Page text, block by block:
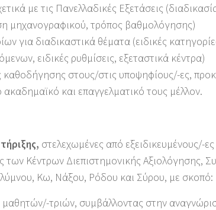
με τις Πανελλαδικές Εξετάσεις
μηχανογραφικού, τρόπος βαθμολόγησης)
για διαδικαστικά θέματα (ειδικές
ειδικές ρυθμίσεις, εξεταστικά κέντρα)
στους/στις υποψηφίους/-ες,
και επαγγελματικό τους μέλλον.
στελεχωμένες από εξειδικευμένους/-
των Κέντρων Διεπιστημονικής Αξιολόγησης,
Κω, Νάξου, Ρόδου και Σύρου, με σκοπό:
τριών, συμβάλλοντας στην